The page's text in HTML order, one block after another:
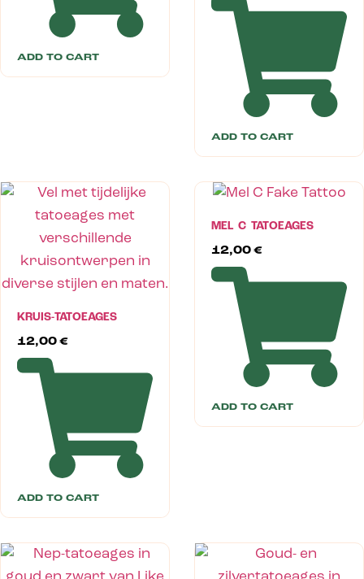
ADD TO CART
ADD TO CART
KRUIS-TATOEAGES
12,00 €
ADD TO CART
MEL C TATOEAGES
12,00 €
ADD TO CART